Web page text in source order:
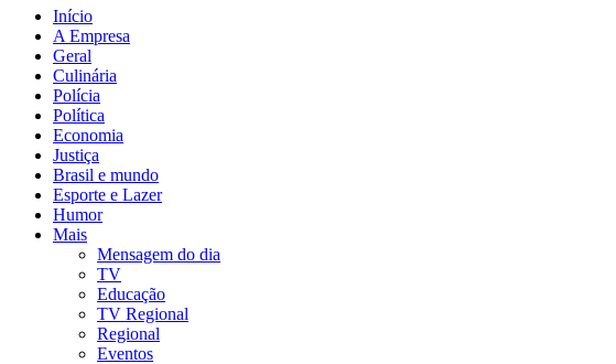
Início
A Empresa
Geral
Culinária
Polícia
Política
Economia
Justiça
Brasil e mundo
Esporte e Lazer
Humor
Mais
Mensagem do dia
TV
Educação
TV Regional
Regional
Eventos